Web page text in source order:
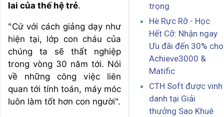
lai của thế hệ trẻ.
"Cứ với cách giảng dạy như
hiện tại, lớp con cháu của
chúng ta sẽ thất nghiệp
trong vòng 30 năm tới. Nói
về những công việc liên
quan tới tính toán, máy móc
luôn làm tốt hơn con người".
trọng
Hè Rực Rỡ - Học
Hết Cỡ: Nhận ngay
Ưu đãi đến 30% cho
Achieve3000 &
Matific
CTH Soft được vinh
danh tại Giải
thưởng Sao Khuê